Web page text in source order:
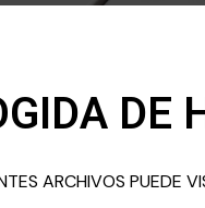
DE
ARCHIVOS PUEDE